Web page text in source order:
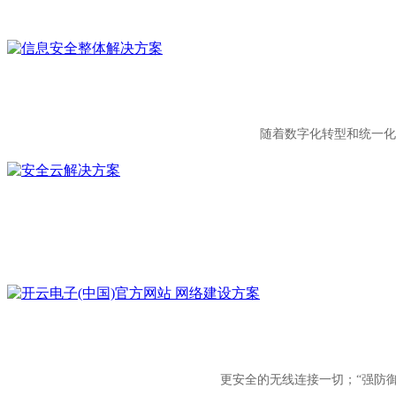
随着数字化转型和统一
更安全的无线连接一切；“强防